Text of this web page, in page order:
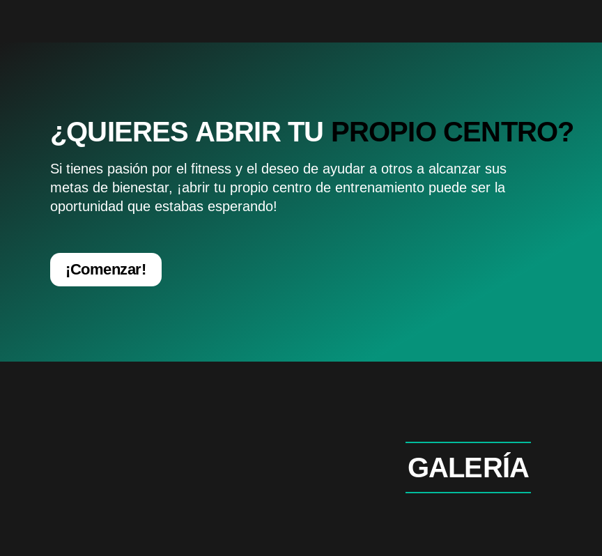
¿QUIERES ABRIR TU PROPIO CENTRO?
Si tienes pasión por el fitness y el deseo de ayudar a otros a alcanzar sus
metas de bienestar, ¡abrir tu propio centro de entrenamiento puede ser la
oportunidad que estabas esperando!
¡Comenzar!
GALERÍA